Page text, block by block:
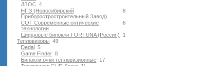
4
ЛЗОС
8
НПЗ (Новосибирский
Приборостростроительный Завод)
6
СОТ Современные оптические
технологии
1
Цифровые бинокли FORTUNA (Россия)
49
Тепловизоры
5
Dedal
8
Game Finder
17
Бинокли очки тепловизионные